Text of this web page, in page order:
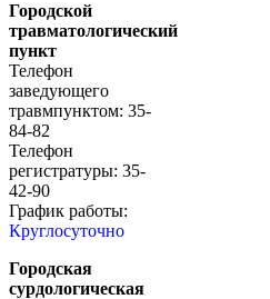
Городской
травматологический
пункт
Телефон
заведующего
травмпунктом: 35-
84-82
Телефон
регистратуры: 35-
42-90
График работы:
Круглосуточно
Городская
сурдологическая